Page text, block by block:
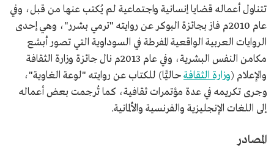
تتناول أعماله قضايا إنسانية واجتماعية لم يُكتب عنها من قبل، وفي
عام 2010م فاز بجائزة البوكر عن روايته "ترمي بشرر"، وهي إحدى
الروايات العربية الواقعية المفرطة في السوداوية التي تصور أبشع
مكامن النفس البشرية، وفي عام 2013م نال جائزة وزارة الثقافة
والإعلام (وزارة الثقافةحاليًّا) للكتاب عن روايته "لوعة الغاوية"،
وجرى تكريمه في عدة مؤتمرات ثقافية، كما تُرجمت بعض أعماله
إلى اللغات الإنجليزية والفرنسية والألمانية.
المصادر